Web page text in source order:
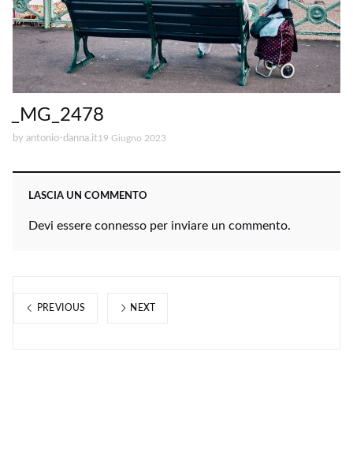
_MG_2478
by antonio-danna.it19 Giugno 2023
LASCIA UN COMMENTO
Devi essere connesso per inviare un commento.
PREVIOUS NEXT